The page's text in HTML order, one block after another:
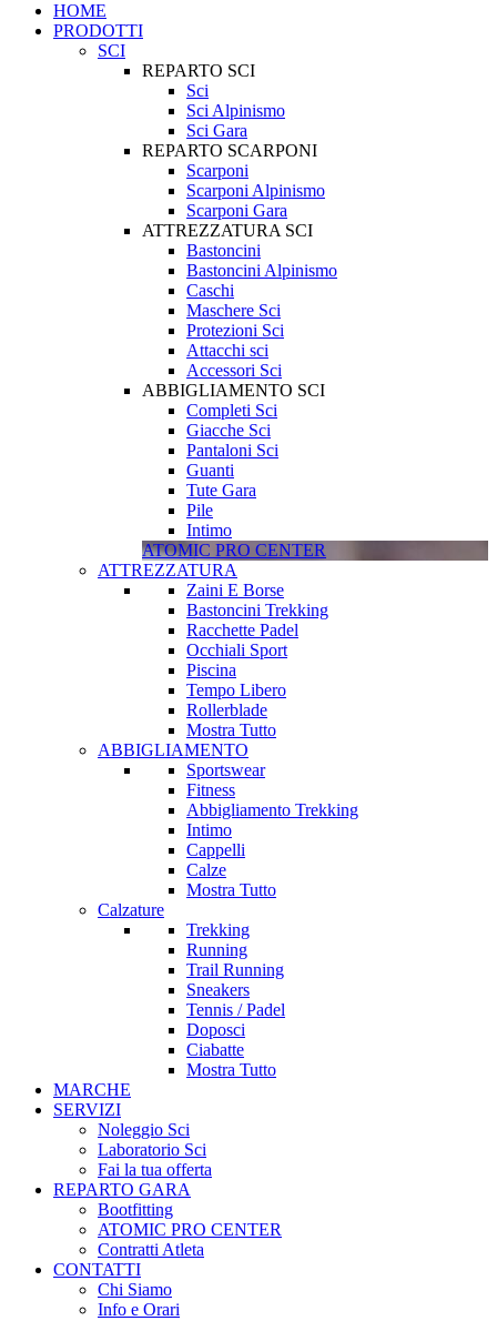
HOME
PRODOTTI
SCI
REPARTO SCI
Sci
Sci Alpinismo
Sci Gara
REPARTO SCARPONI
Scarponi
Scarponi Alpinismo
Scarponi Gara
ATTREZZATURA SCI
Bastoncini
Bastoncini Alpinismo
Caschi
Maschere Sci
Protezioni Sci
Attacchi sci
Accessori Sci
ABBIGLIAMENTO SCI
Completi Sci
Giacche Sci
Pantaloni Sci
Guanti
Tute Gara
Pile
Intimo
ATOMIC PRO CENTER
ATTREZZATURA
Zaini E Borse
Bastoncini Trekking
Racchette Padel
Occhiali Sport
Piscina
Tempo Libero
Rollerblade
Mostra Tutto
ABBIGLIAMENTO
Sportswear
Fitness
Abbigliamento Trekking
Intimo
Cappelli
Calze
Mostra Tutto
Calzature
Trekking
Running
Trail Running
Sneakers
Tennis / Padel
Doposci
Ciabatte
Mostra Tutto
MARCHE
SERVIZI
Noleggio Sci
Laboratorio Sci
Fai la tua offerta
REPARTO GARA
Bootfitting
ATOMIC PRO CENTER
Contratti Atleta
CONTATTI
Chi Siamo
Info e Orari